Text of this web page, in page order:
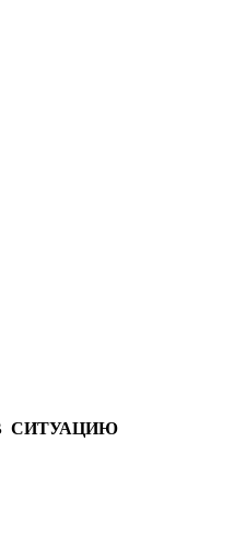
СИТУАЦИЮ